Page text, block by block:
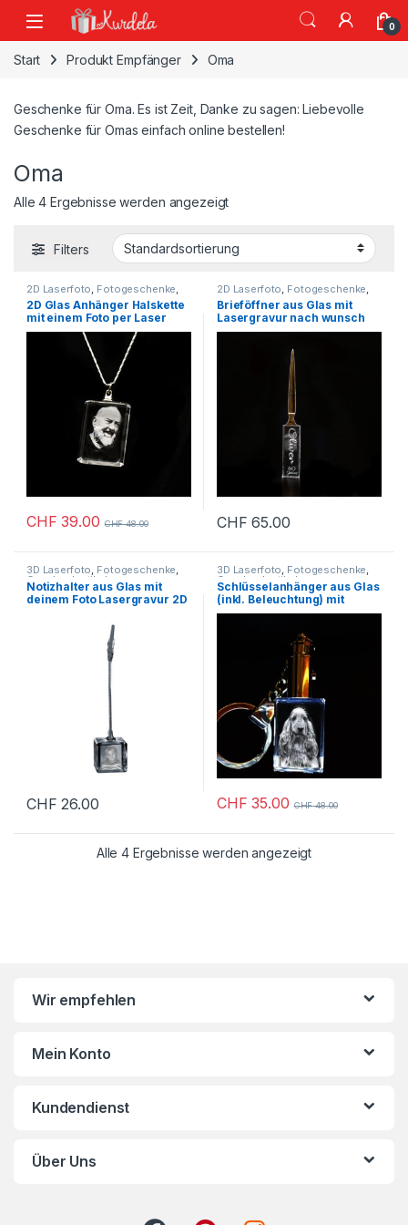
Skip to navigation
Skip to content
0
Start Produkt Empfänger Oma
Geschenke für Oma. Es ist Zeit, Danke zu sagen: Liebevolle
Geschenke für Omas einfach online bestellen!
Oma
Alle 4 Ergebnisse werden angezeigt
Filters
2D Laserfoto Fotogeschenke
Geschenkartikel
2D Glas Anhänger Halskette
mit einem Foto per Laser
graviert
CHF 39.00 CHF48.00
2D Laserfoto Fotogeschenke
Geschenkartikel
Brieföffner aus Glas mit
Lasergravur nach wunsch
CHF 65.00
3D Laserfoto, Fotogeschenke,
Geschenkartikel
Notizhalter aus Glas mit
deinem Foto Lasergravur 2D
CHF 26.00
3D Laserfoto, Fotogeschenke,
Geschenkartikel
Schlüsselanhänger aus Glas
(inkl. Beleuchtung) mit
einem Foto nach Wahl
CHF 35.00 CHF48.00
Alle 4 Ergebnisse werden angezeigt
Wir empfehlen
Mein Konto
Kundendienst
Über Uns